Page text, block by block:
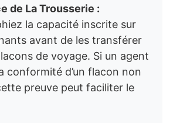
de La Trousserie :
la capacité inscrite sur
avant de les transférer
de voyage. Si un agent
conformité d’un flacon non
preuve peut faciliter le